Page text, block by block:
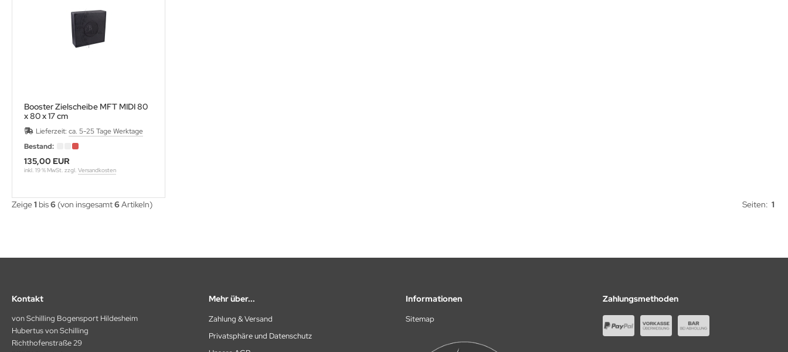
Booster Zielscheibe MFT MIDI 80
x 80 x 17 cm
Lieferzeit: ca. 5-25 Tage Werktage
Bestand:
135,00 EUR
inkl. 19 % MwSt. zzgl. Versandkosten
Zeige1 bis6 (von insgesamt6Artikeln) Seiten: 1
Kontakt
von Schilling Bogensport Hildesheim
Hubertus von Schilling
Richthofenstraße 29
Mehr über...
Zahlung & Versand
Privatsphäre und Datenschutz
Informationen
Sitemap
Zahlungsmethoden